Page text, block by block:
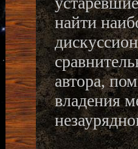
найти
автора,
владения